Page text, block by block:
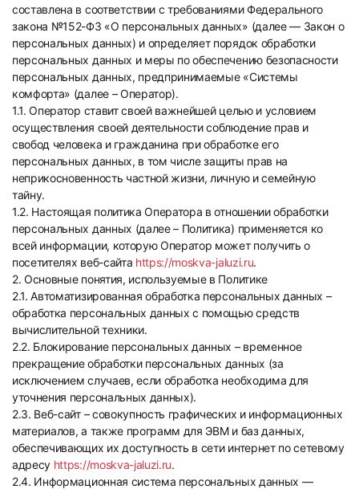
составлена в соответствии с требованиями Федерального
закона №152-ФЗ «О персональных данных» (далее — Закон о
персональных данных) и определяет порядок обработки
персональных данных и меры по обеспечению безопасности
персональных данных, предпринимаемые «Системы
комфорта» (далее – Оператор).
1.1. Оператор ставит своей важнейшей целью и условием
осуществления своей деятельности соблюдение прав и
свобод человека и гражданина при обработке его
персональных данных, в том числе защиты прав на
неприкосновенность частной жизни, личную и семейную
тайну.
1.2. Настоящая политика Оператора в отношении обработки
персональных данных (далее – Политика) применяется ко
всей информации, которую Оператор может получить о
посетителях веб-сайта https://moskva-jaluzi.ru.
2. Основные понятия, используемые в Политике
2.1. Автоматизированная обработка персональных данных –
обработка персональных данных с помощью средств
вычислительной техники.
2.2. Блокирование персональных данных – временное
прекращение обработки персональных данных (за
исключением случаев, если обработка необходима для
уточнения персональных данных).
2.3. Веб-сайт – совокупность графических и информационных
материалов, а также программ для ЭВМ и баз данных,
обеспечивающих их доступность в сети интернет по сетевому
адресу https://moskva-jaluzi.ru.
2.4. Информационная система персональных данных —